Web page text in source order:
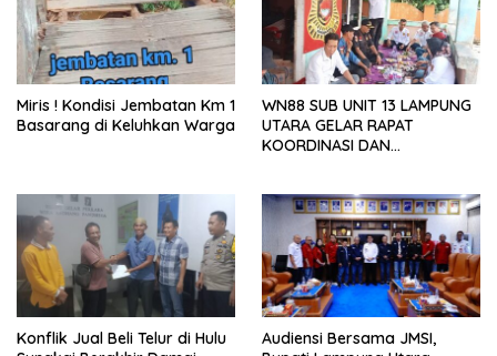
Miris ! Kondisi Jembatan Km 1
Basarang di Keluhkan Warga
WN88 SUB UNIT 13 LAMPUNG
UTARA GELAR RAPAT
KOORDINASI DAN
Konflik Jual Beli Telur di Hulu
Audiensi Bersama JMSI,